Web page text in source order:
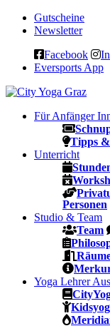
Gutscheine
Newsletter
Facebook
Eversports App
Für Anfänger
Tipps
Unterricht
Personen
Studio & Team
Team
Yoga Lehrer